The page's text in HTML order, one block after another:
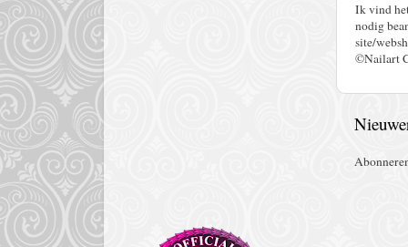
Ik vind
nodig
site/
©Nailart